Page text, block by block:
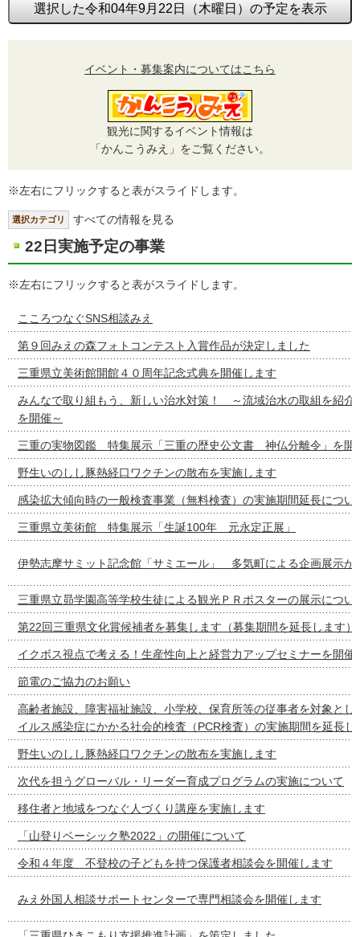
選択した令和04年9月22日（木曜日）の予定を表示
イベント・募集案内についてはこちら
観光に関するイベント情報は
「かんこうみえ」をご覧ください。
※左右にフリックすると表がスライドします。
選択カテゴリ すべての情報を見る
22日実施予定の事業
※左右にフリックすると表がスライドします。
こころつなぐSNS相談みえ
第９回みえの森フォトコンテスト入賞作品が決定しました
三重県立美術館開館４０周年記念式典を開催します
みんなで取り組もう、新しい治水対策！ ～流域治水の取組を紹介
を開催～
三重の実物図鑑 特集展示「三重の歴史公文書 神仏分離令」を開
野生いのしし豚熱経口ワクチンの散布を実施します
感染拡大傾向時の一般検査事業（無料検査）の実施期間延長につい
三重県立美術館 特集展示「生誕100年 元永定正展」
伊勢志摩サミット記念館「サミエール」 多気町による企画展示が
三重県立昴学園高等学校生徒による観光ＰＲポスターの展示につい
第22回三重県文化賞候補者を募集します（募集期間を延長します）
イクボス視点で考える！生産性向上と経営力アップセミナーを開催
節電のご協力のお願い
高齢者施設、障害福祉施設、小学校、保育所等の従事者を対象とし
イルス感染症にかかる社会的検査（PCR検査）の実施期間を延長し
野生いのしし豚熱経口ワクチンの散布を実施します
次代を担うグローバル・リーダー育成プログラムの実施について
移住者と地域をつなぐ人づくり講座を実施します
「山登りベーシック塾2022」の開催について
令和４年度 不登校の子どもを持つ保護者相談会を開催します
みえ外国人相談サポートセンターで専門相談会を開催します